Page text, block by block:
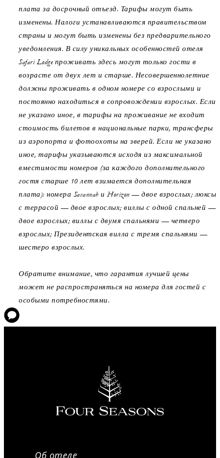
плата за досрочный отъезд. Тарифы могут быть
изменены. Налоги устанавливаются правительством
страны и могут быть изменены без предварительного
уведомления. В силу уникальных особенностей отеля
Safari Lodge проживать здесь могут только гости в
возрасте от двух лет и старше. Несовершеннолетние
должны проживать в одном номере со взрослыми и
постоянно находиться в сопровождении взрослых. Если
не указано иное, в тарифы на проживание не входит
стоимость билетов в национальные парки, трансферы
из аэропорта и фотоохоты на зверей. Если не указано
иное, тарифы указываются исходя из максимальной
вместимости номеров (за каждого дополнительного
гостя старше 10 лет взимается дополнительная
плата): номера Savannah и Horizon — двое взрослых; люксы
с террасой — двое взрослых; виллы с одной спальней —
двое взрослых; виллы с двумя спальнями — четверо
взрослых; Президентская вилла с тремя спальнями —
шестеро взрослых.
Обратите внимание, что гарантия лучшей цены
может не распространяться на номера для гостей с
особыми потребностями.
Об отеле